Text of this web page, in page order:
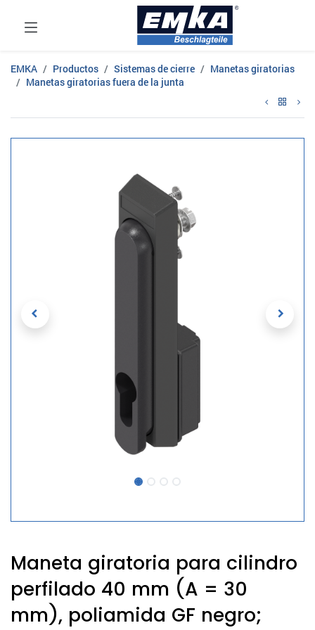
EMKA Productos Sistemas de cierre
Manetas giratorias
Manetas giratorias fuera de la junta
Maneta giratoria para cilindro
perfilado 40 mm (A = 30
mm), poliamida GF negro;